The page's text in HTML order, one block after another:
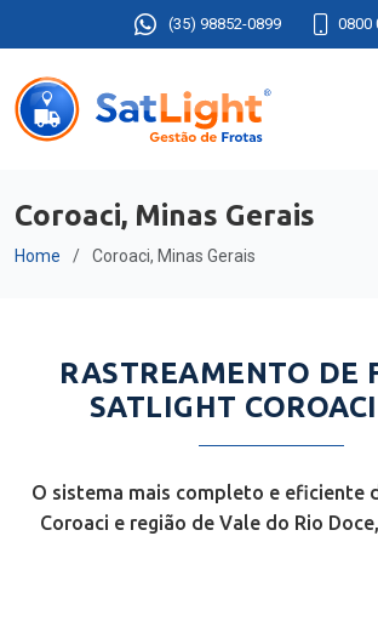
(35) 98852-0899 0800
Coroaci, Minas Gerais
Home Coroaci, Minas Gerais
RASTREAMENTO DE
SATLIGHT
O sistema mais completo e eficiente
Coroaci e região de Vale do Rio